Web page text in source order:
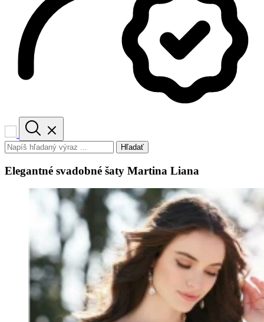
Hľadať
Elegantné svadobné šaty Martina Liana